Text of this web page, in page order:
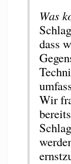
Was
dass
Wir